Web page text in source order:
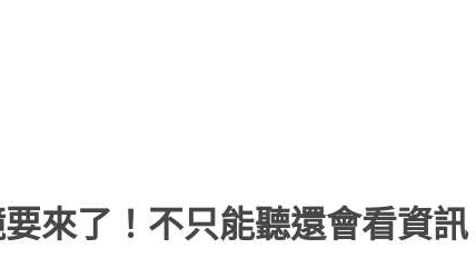
來了！不只能聽還會看資訊